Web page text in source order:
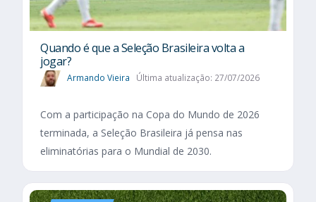
Quando é que a Seleção Brasileira volta a
jogar?
Armando Vieira Última atualização: 27/07/2026
Com a participação na Copa do Mundo de 2026
terminada, a Seleção Brasileira já pensa nas
eliminatórias para o Mundial de 2030.